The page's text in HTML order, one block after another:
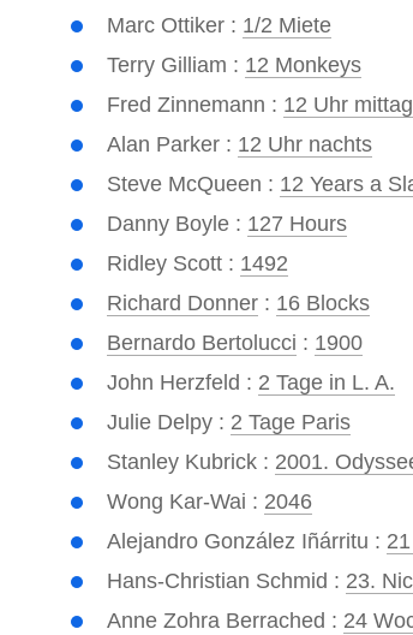
Marc Ottiker : 1/2 Miete
Terry Gilliam : 12 Monkeys
Fred Zinnemann : 12 Uhr
Alan Parker : 12 Uhr nachts
Steve McQueen : 12 Years a
Danny Boyle : 127 Hours
Ridley Scott : 1492
Richard Donner: 16 Blocks
Bernardo Bertolucci : 1900
John Herzfeld : 2 Tage in L. A.
Julie Delpy : 2 Tage Paris
Stanley Kubrick : 2001.
Wong Kar-Wai : 2046
Alejandro González Iñárritu :
Hans-Christian Schmid : 23.
Anne Zohra Berrached : 24